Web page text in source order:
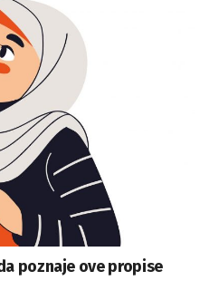
poznaje ove propise